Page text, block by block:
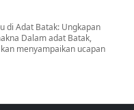
di Adat Batak: Ungkapan
Dalam adat Batak,
menyampaikan ucapan